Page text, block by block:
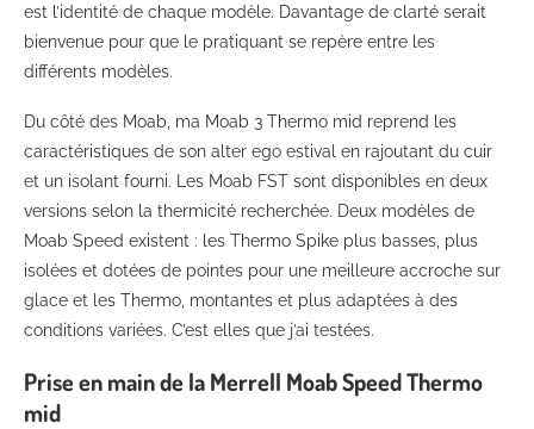
est l’identité de chaque modèle. Davantage de clarté serait
bienvenue pour que le pratiquant se repère entre les
différents modèles.
Du côté des Moab, ma Moab 3 Thermo mid reprend les
caractéristiques de son alter ego estival en rajoutant du cuir
et un isolant fourni. Les Moab FST sont disponibles en deux
versions selon la thermicité recherchée. Deux modèles de
Moab Speed existent : les Thermo Spike plus basses, plus
isolées et dotées de pointes pour une meilleure accroche sur
glace et les Thermo, montantes et plus adaptées à des
conditions variées. C’est elles que j’ai testées.
Prise en main de la Merrell Moab Speed Thermo
mid